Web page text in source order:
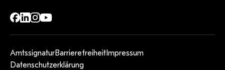
AmtssignaturBarrierefreiheit Impressum
Datenschutzerklärung